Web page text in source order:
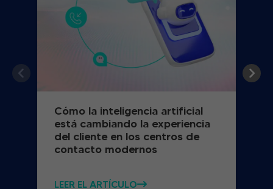
Cómo la inteligencia artificial
está cambiando la experiencia
del cliente en los centros de
contacto modernos
LEER EL ARTÍCULO